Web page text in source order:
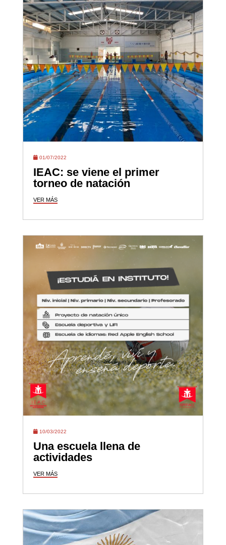
01/07/2022
IEAC: se viene el primer
torneo de natación
VER MÁS
10/03/2022
Una escuela llena de
actividades
VER MÁS